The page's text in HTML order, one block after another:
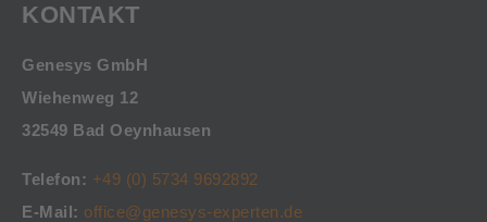
KONTAKT
Genesys GmbH
Wiehenweg 12
32549 Bad Oeynhausen
Telefon: +49 (0) 5734 9692892
E-Mail: office@genesys-experten.de